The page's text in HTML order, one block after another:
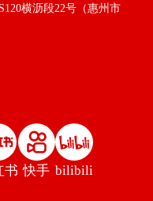
横沥段22号（惠州市
书 快手 bilibili